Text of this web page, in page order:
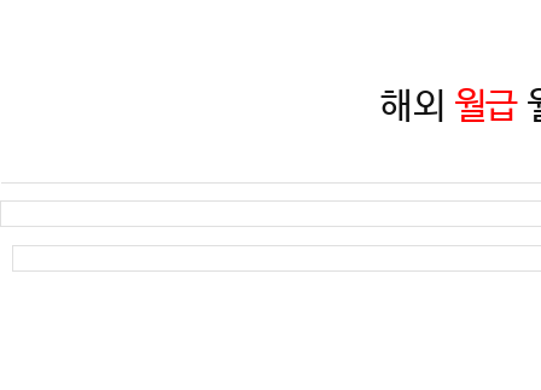
해외 월급
(송파구)태권도 사범님
인천 인천 계양구 태권도 정사